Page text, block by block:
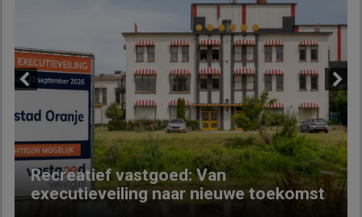
Recreatief vastgoed: Van
executieveiling naar nieuwe toekomst
Next